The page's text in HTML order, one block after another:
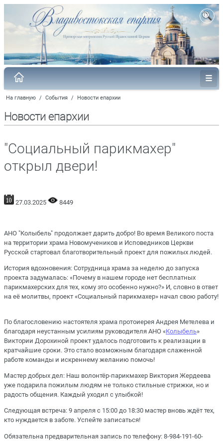
На главную / События / Новости епархии
Новости епархии
"Cоциальный парикмахер"
открыл двери!
27.03.2025 8449
АНО "Колыбель" продолжает дарить добро! Во время Великого поста
на территории храма Новомучеников и Исповедников Церкви
Русской стартовал благотворительный проект для пожилых людей.
История вдохновения: Сотрудница храма за неделю до запуска
проекта задумалась: «Почему в нашем городе нет бесплатных
парикмахерских для тех, кому это особенно нужно?» И, словно в ответ
на её молитвы, проект «Социальный парикмахер» начал свою работу!
По благословению настоятеля храма протоиерея Андрея Метелева и
благодаря неустанным усилиям руководителя АНО «Колыбель»
Виктории Дорохиной проект удалось подготовить к реализации в
кратчайшие сроки. Это стало возможным благодаря слаженной
работе команды и искреннему желанию помочь!
Мастер добрых дел: Наш волонтёр-парикмахер Виктория Жердеева
уже подарила пожилым людям не только стильные стрижки, но и
радость общения. Каждый уходил с улыбкой!
Следующая встреча: 9 апреля с 15:00 до 18:30 мастер вновь ждёт тех,
кто нуждается в заботе. Успейте записаться!
Обязательна предварительная запись по телефону: 8-984-191-60-